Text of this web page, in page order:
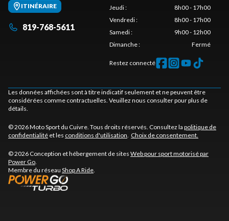
ITINÉRAIRE
819-768-5611
Jeudi:
8h00 - 17h00
Vendredi:
8h00 - 17h00
Samedi:
9h00 - 12h00
Dimanche: Fermé
Restez connecté
Les données affichées sont à titre indicatif seulement et ne peuvent être
considérées comme contractuelles. Veuillez nous consulter pour plus de
détails.
© 2026 Moto Sport du Cuivre. Tous droits réservés. Consultez la politique de
confidentialité et les conditions d'utilisation. Choix de consentement.
© 2026 Conception et hébergement de sites Web pour sport motorisé par
Power Go.
Membre du réseau Shop A Ride.